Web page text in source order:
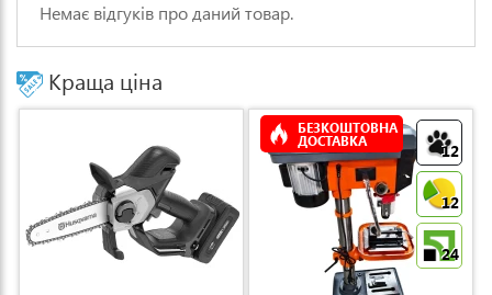
Немає відгуків про даний товар.
Краща ціна
12
12
24
БЕЗКОШТОВНА
ДОСТАВКА